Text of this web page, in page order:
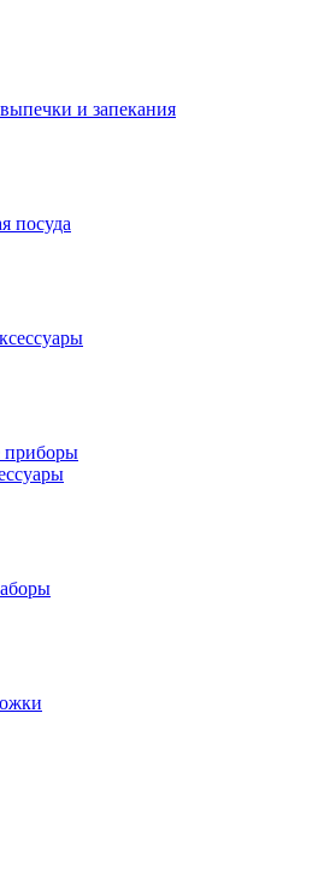
и запекания
посуда
приборы